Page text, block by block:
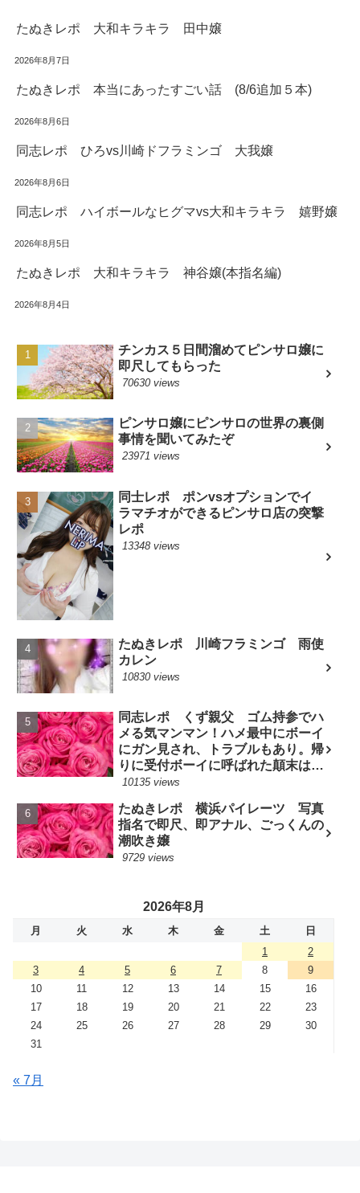
たぬきレポ 大和キラキラ 田中嬢
2026年8月7日
たぬきレポ 本当にあったすごい話 (8/6追加５本)
2026年8月6日
同志レポ ひろvs川崎ドフラミンゴ 大我嬢
2026年8月6日
同志レポ ハイボールなヒグマvs大和キラキラ 嬉野嬢
2026年8月5日
たぬきレポ 大和キラキラ 神谷嬢(本指名編)
2026年8月4日
チンカス５日間溜めてピンサロ嬢に
即尺してもらった
70630 views
ピンサロ嬢にピンサロの世界の裏側
事情を聞いてみたぞ
23971 views
同士レポ ポンvsオプションでイ
ラマチオができるピンサロ店の突撃
レポ
13348 views
たぬきレポ 川崎フラミンゴ 雨使
カレン
10830 views
同志レポ くず親父 ゴム持参でハ
メる気マンマン！ハメ最中にボーイ
にガン見され、トラブルもあり。帰
りに受付ボーイに呼ばれた顛末は？
(7/10現役嬢)
10135 views
たぬきレポ 横浜パイレーツ 写真
指名で即尺、即アナル、ごっくんの
潮吹き嬢
9729 views
2026年8月
月 火 水 木 金 土
日
1
2
3
4 5 6 7 8
9
10
11 12 13 14 15
16
17
18 19 20 21 22
23
24
25 26 27 28 29
30
31
« 7月